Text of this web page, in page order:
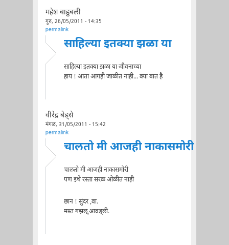
महेश बाहुबली
गुरु, 26/05/2011 - 14:35
permalink
साहिल्या इतक्या झळा या
साहिल्या इतक्या झळा या जीवनाच्या
हाय ! आता आगही जाळीत नाही... क्या बात है
वीरेद्र बेड्से
मंगळ, 31/05/2011 - 15:42
permalink
चालतो मी आजही नाकासमोरी
चालतो मी आजही नाकासमोरी
पण इथे रस्ता सरळ ओळीत नाही
छान ! सु॑दर ,वा.
मस्त गझल्,आवड्ली.